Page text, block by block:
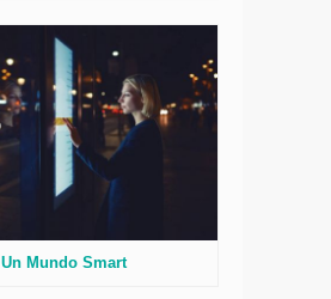
Un Mundo Smart